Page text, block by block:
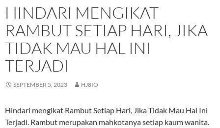
HINDARI MENGIKAT
RAMBUT SETIAP HARI, JIKA
TIDAK MAU HAL INI
TERJADI
SEPTEMBER 5, 2023 HJ8IO
Hindari mengikat Rambut Setiap Hari, Jika Tidak Mau Hal Ini
Terjadi. Rambut merupakan mahkotanya setiap kaum wanita.